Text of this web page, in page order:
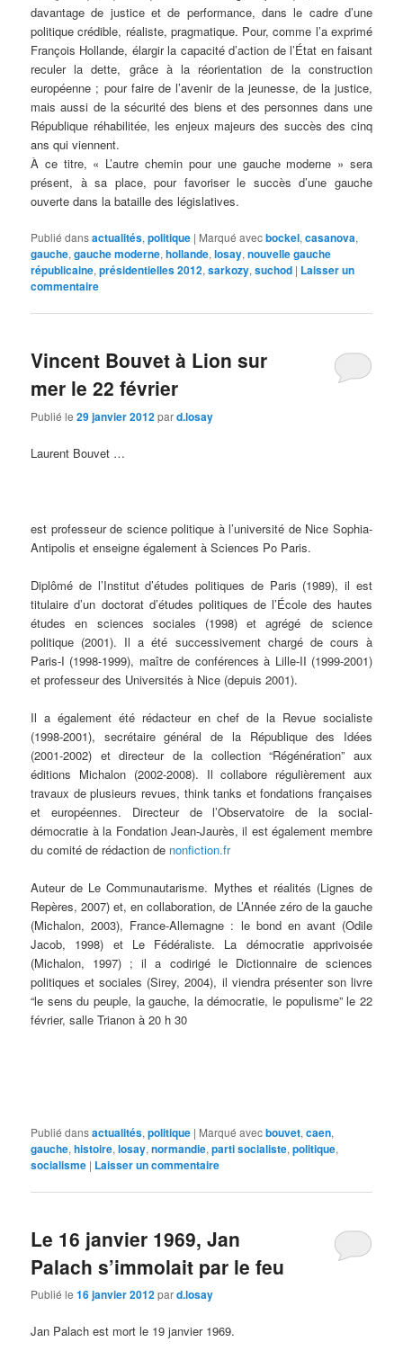
davantage de justice et de performance, dans le cadre d’une
politique crédible, réaliste, pragmatique. Pour, comme l’a exprimé
François Hollande, élargir la capacité d’action de l’État en faisant
reculer la dette, grâce à la réorientation de la construction
européenne ; pour faire de l’avenir de la jeunesse, de la justice,
mais aussi de la sécurité des biens et des personnes dans une
République réhabilitée, les enjeux majeurs des succès des cinq
ans qui viennent.
À ce titre, « L’autre chemin pour une gauche moderne » sera
présent, à sa place, pour favoriser le succès d’une gauche
ouverte dans la bataille des législatives.
Publié dansactualités,politique | Marqué avecbockel,casanova,
gauche,gauche moderne,hollande,losay,nouvelle gauche
républicaine,présidentielles 2012,sarkozy,suchod | Laisser un
commentaire
Vincent Bouvet à Lion sur
mer le 22 février
Publié le29 janvier 2012pard.losay
Laurent Bouvet …
est professeur de science politique à l’université de Nice Sophia-
Antipolis et enseigne également à Sciences Po Paris.
Diplômé de l’Institut d’études politiques de Paris (1989), il est
titulaire d’un doctorat d’études politiques de l’École des hautes
études en sciences sociales (1998) et agrégé de science
politique (2001). Il a été successivement chargé de cours à
Paris-I (1998-1999), maître de conférences à Lille-II (1999-2001)
et professeur des Universités à Nice (depuis 2001).
Il a également été rédacteur en chef de la Revue socialiste
(1998-2001), secrétaire général de la République des Idées
(2001-2002) et directeur de la collection “Régénération” aux
éditions Michalon (2002-2008). Il collabore régulièrement aux
travaux de plusieurs revues, think tanks et fondations françaises
et européennes. Directeur de l’Observatoire de la social-
démocratie à la Fondation Jean-Jaurès, il est également membre
du comité de rédaction de nonfiction.fr
Auteur de Le Communautarisme. Mythes et réalités (Lignes de
Repères, 2007) et, en collaboration, de L’Année zéro de la gauche
(Michalon, 2003), France-Allemagne : le bond en avant (Odile
Jacob, 1998) et Le Fédéraliste. La démocratie apprivoisée
(Michalon, 1997) ; il a codirigé le Dictionnaire de sciences
politiques et sociales (Sirey, 2004), il viendra présenter son livre
“le sens du peuple, la gauche, la démocratie, le populisme” le 22
février, salle Trianon à 20 h 30
Publié dansactualités,politique | Marqué avecbouvet,caen,
gauche,histoire,losay,normandie,parti socialiste,politique,
socialisme | Laisser un commentaire
Le 16 janvier 1969, Jan
Palach s’immolait par le feu
Publié le16 janvier 2012pard.losay
Jan Palach est mort le 19 janvier 1969.